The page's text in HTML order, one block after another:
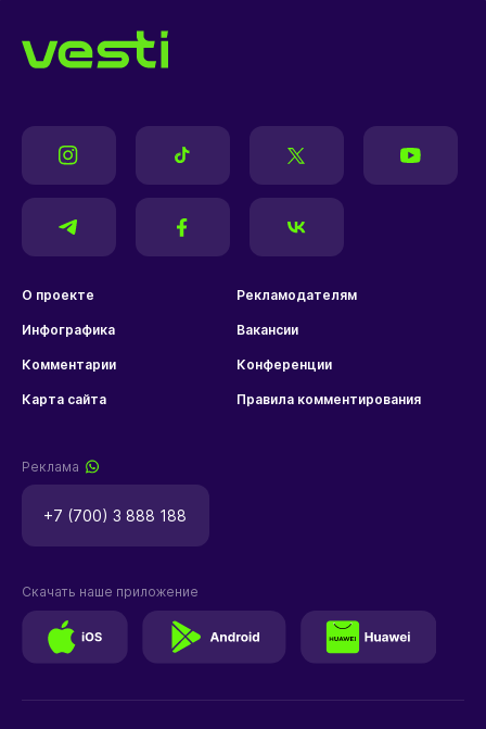
О проекте Рекламодателям
Инфографика Вакансии
Комментарии Конференции
Карта сайта Правила комментирования
Реклама
+7 (700) 3 888 188
Скачать наше приложение